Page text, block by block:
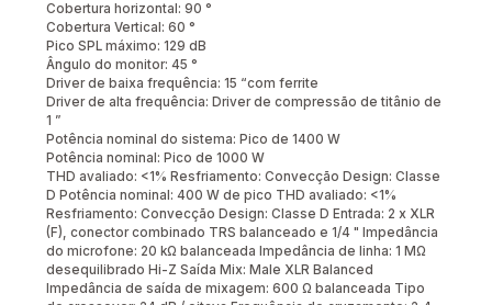
Cobertura horizontal: 90 °
Cobertura Vertical: 60 °
Pico SPL máximo: 129 dB
Ângulo do monitor: 45 °
Driver de baixa frequência: 15 “com ferrite
Driver de alta frequência: Driver de compressão de titânio de
1 ”
Potência nominal do sistema: Pico de 1400 W
Potência nominal: Pico de 1000 W
THD avaliado: <1% Resfriamento: Convecção Design: Classe
D Potência nominal: 400 W de pico THD avaliado: <1%
Resfriamento: Convecção Design: Classe D Entrada: 2 x XLR
(F), conector combinado TRS balanceado e 1/4 " Impedância
do microfone: 20 kΩ balanceada Impedância de linha: 1 MΩ
desequilibrado Hi-Z Saída Mix: Male XLR Balanced
Impedância de saída de mixagem: 600 Ω balanceada Tipo